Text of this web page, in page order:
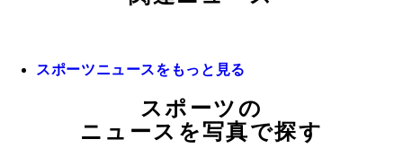
スポーツニュースをもっと見る
スポーツの
ニュースを写真で探す